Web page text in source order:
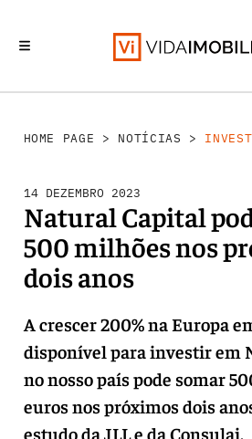
HOME PAGE > NOTÍCIAS >
14 DEZEMBRO 2023
Natural Capital
500 milhões nos
dois anos
A crescer 200% na Europa
disponível para investir em
no nosso país pode somar
euros nos próximos dois
estudo da JLL e da Consulai.